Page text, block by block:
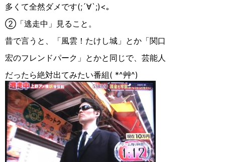
多くて全然ダメです(;´∀︎`;)<｡
②「逃走中」見ること。
昔で言うと、「風雲！たけし城」とか「関口
宏のフレンドパーク」とかと同じで、芸能人
だったら絶対出てみたい番組( *^艸^)